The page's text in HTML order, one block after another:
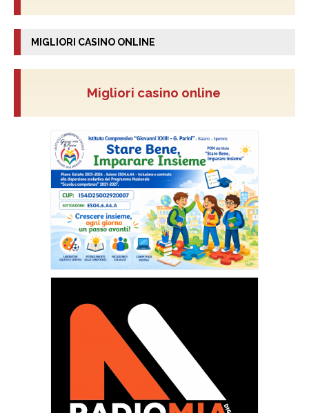
MIGLIORI CASINO ONLINE
Migliori casino online